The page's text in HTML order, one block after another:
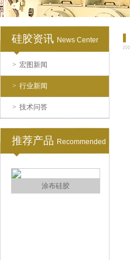
硅胶资讯 News Center
> 宏图新闻
> 行业新闻
> 技术问答
推荐产品 Recommended
水泥地暖模块模具硅胶
眼镜鼻托专用注射硅胶